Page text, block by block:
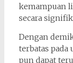
kemampuan
secara
Dengan
terbatas pada
pun dapat